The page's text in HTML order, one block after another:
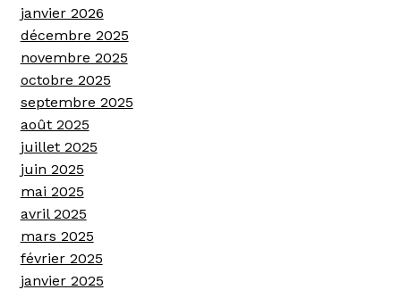
janvier 2026
décembre 2025
novembre 2025
octobre 2025
septembre 2025
août 2025
juillet 2025
juin 2025
mai 2025
avril 2025
mars 2025
février 2025
janvier 2025